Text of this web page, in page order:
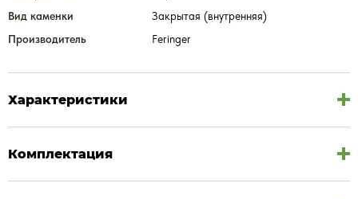
Вид каменки
Закрытая (внутренняя)
Производитель
Feringer
Характеристики
Комплектация